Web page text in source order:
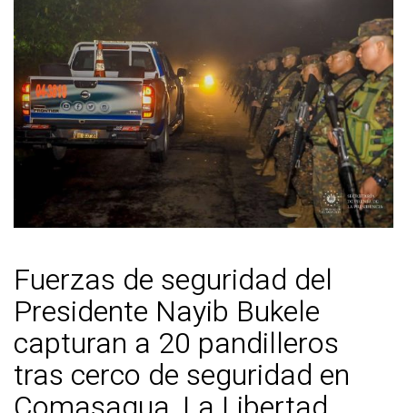
Fuerzas de seguridad del
Presidente Nayib Bukele
capturan a 20 pandilleros
tras cerco de seguridad en